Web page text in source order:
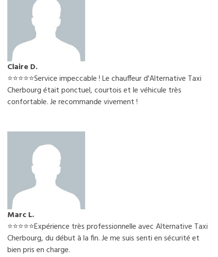
Claire D.
⭐️⭐️⭐️⭐️⭐️Service impeccable ! Le chauffeur d'Alternative Taxi
Cherbourg était ponctuel, courtois et le véhicule très
confortable. Je recommande vivement !
Marc L.
⭐️⭐️⭐️⭐️⭐️Expérience très professionnelle avec Alternative Taxi
Cherbourg, du début à la fin. Je me suis senti en sécurité et
bien pris en charge.